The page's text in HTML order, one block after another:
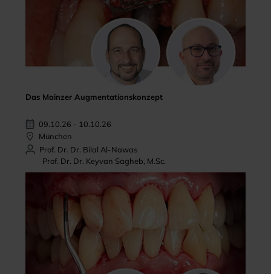
Das Mainzer Augmentationskonzept
09.10.26 - 10.10.26
München
Prof. Dr. Dr. Bilal Al-Nawas
Prof. Dr. Dr. Keyvan Sagheb, M.Sc.